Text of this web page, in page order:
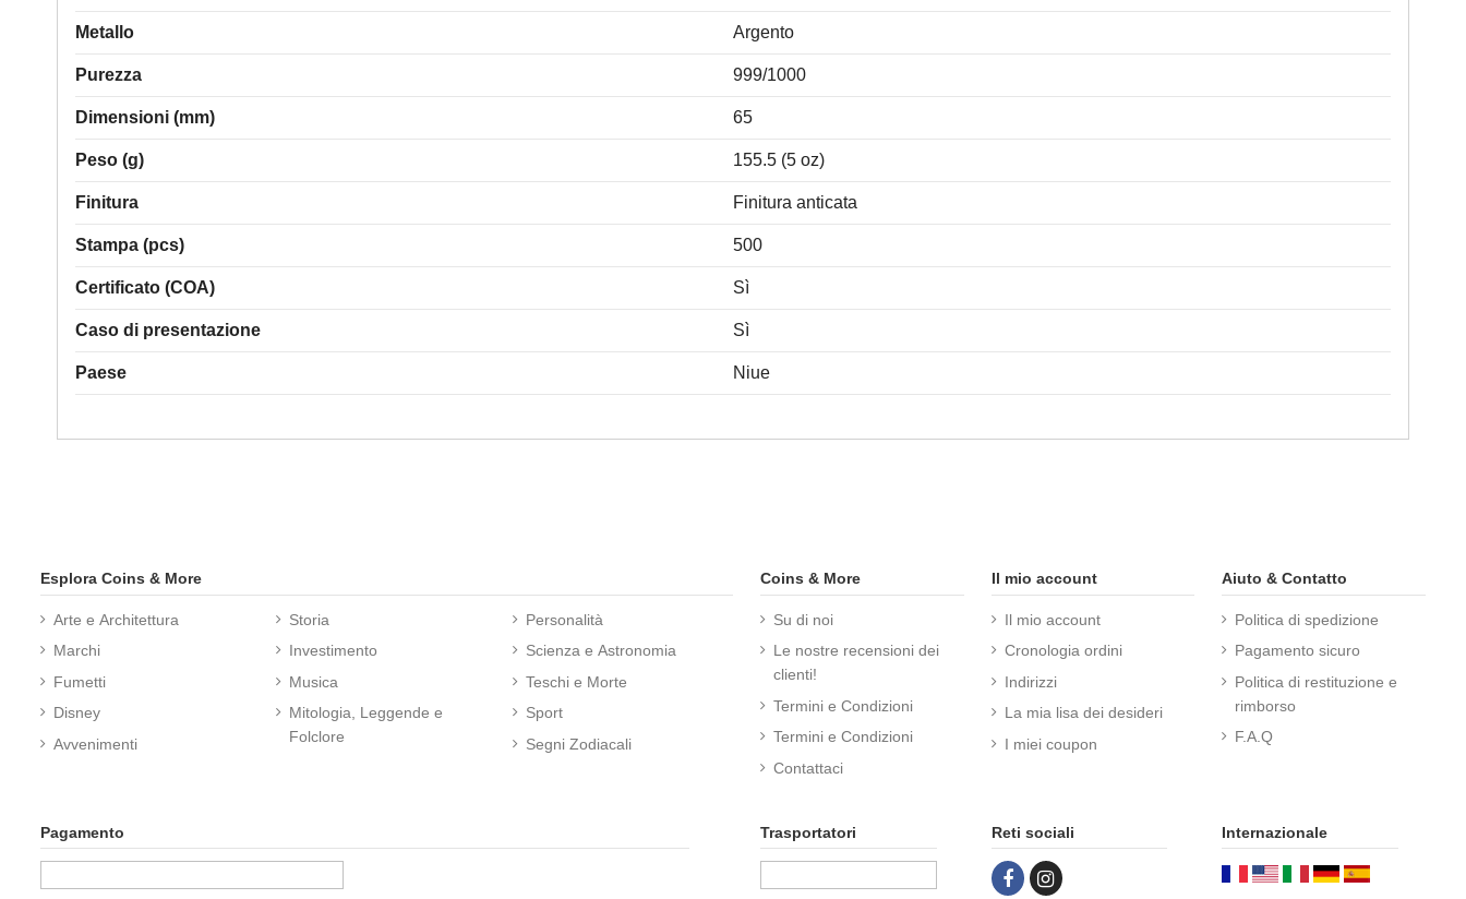
Metallo Argento
Purezza 999/1000
Dimensioni (mm) 65
Peso (g) 155.5 (5 oz)
Finitura Finitura anticata
Stampa (pcs) 500
Certificato (COA) Sì
Caso di presentazione Sì
Paese Niue
Esplora Coins & More
Arte e Architettura
Marchi
Fumetti
Disney
Avvenimenti
Storia
Investimento
Musica
Mitologia, Leggende e
Folclore
Personalità
Scienza e Astronomia
Teschi e Morte
Sport
Segni Zodiacali
Coins & More
Su di noi
Le nostre recensioni dei
clienti!
Termini e Condizioni
Termini e Condizioni
Contattaci
Il mio account
Il mio account
Cronologia ordini
Indirizzi
La mia lisa dei desideri
I miei coupon
Aiuto & Contatto
Politica di spedizione
Pagamento sicuro
Politica di restituzione e
rimborso
F.A.Q
Pagamento Trasportatori Reti sociali Internazionale